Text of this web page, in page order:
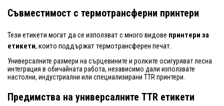
Съвместимост с термотрансферни принтери
Тези етикети могат да се използват с много видове принтери за
етикети, които поддържат термотрансферен печат.
Универсалните размери на сърцевините и ролките осигуряват лесна
интеграция в обичайната работа, независимо дали използвате
настолни, индустриални или специализирани TTR принтери.
Предимства на универсалните TTR етикети